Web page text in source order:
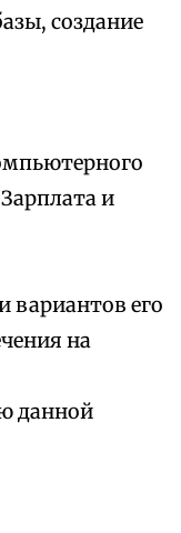
создание
и
вариантов его
на
данной